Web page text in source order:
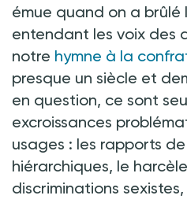
émue quand on a brûlé
entendant les voix des
notre hymne à la
presque un siècle et
en question, ce sont
excroissances
usages : les rapports
hiérarchiques, le
discriminations